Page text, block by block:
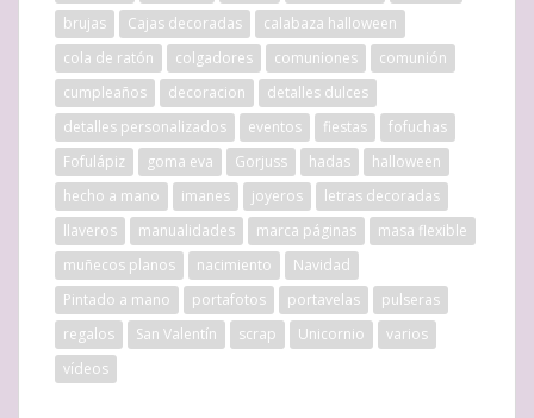
brujas
Cajas decoradas
calabaza halloween
cola de ratón
colgadores comuniones
comunión
cumpleaños
decoracion
detalles dulces
detalles personalizados
eventos fiestas
fofuchas
Fofulápiz
goma eva Gorjuss hadas
halloween
hecho a mano
imanes joyeros
letras decoradas
llaveros
manualidades marca páginas
masa flexible
muñecos planos
nacimiento
Navidad
Pintado a mano
portafotos portavelas
pulseras
regalos
San Valentín scrap Unicornio
varios
vídeos